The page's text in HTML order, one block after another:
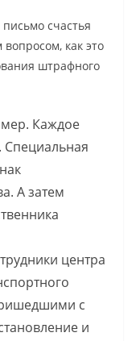
счастья
как это
штрафного
Каждое
Специальная
А затем
центра
с
и